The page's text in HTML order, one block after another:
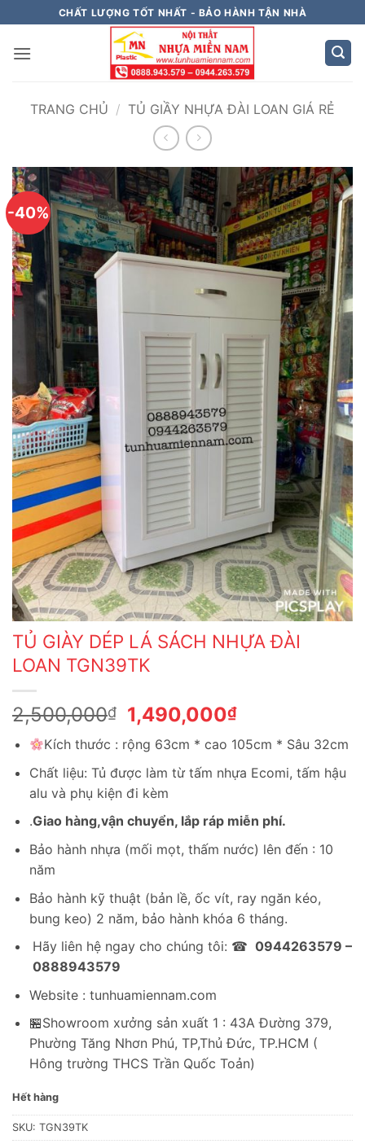
qua
nội
CHẤT LƯỢNG TỐT NHẤT - BẢO HÀNH TẬN NHÀ
TRANG CHỦ / TỦ GIẦY NHỰA ĐÀI LOAN GIÁ RẺ
-40%
TỦ GIÀY DÉP LÁ SÁCH NHỰA ĐÀI
LOAN TGN39TK
2,500,000₫
Giá
gốc
là:
2,500,000₫.
1,490,000₫Giá
hiện
tại
là:
Kích thước : rộng 63cm * cao 105cm * Sâu 32cm
Chất liệu: Tủ được làm từ tấm nhựa Ecomi, tấm hậu
alu và phụ kiện đi kèm
.Giao hàng,vận chuyển, lắp ráp miễn phí.
Bảo hành nhựa (mối mọt, thấm nước) lên đến : 10
năm
Bảo hành kỹ thuật (bản lề, ốc vít, ray ngăn kéo,
bung keo) 2 năm, bảo hành khóa 6 tháng.
Hãy liên hệ ngay cho chúng tôi: ☎ 0944263579 –
0888943579
Website : tunhuamiennam.com
🏪Showroom xưởng sản xuất 1 : 43A Đường 379,
Phường Tăng Nhơn Phú, TP,Thủ Đức, TP.HCM (
Hông trường THCS Trần Quốc Toản)
Hết hàng
SKU: TGN39TK